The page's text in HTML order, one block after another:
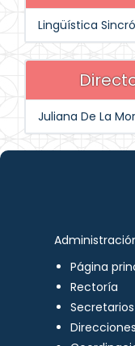
Lingüística
Juliana De La
Página
Rectoría
Secretarios
Direcciones